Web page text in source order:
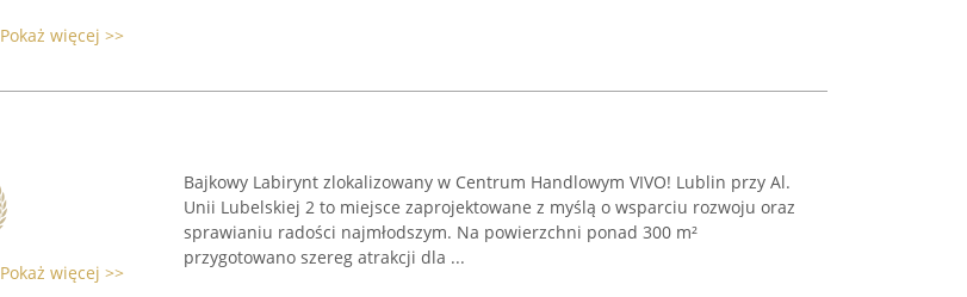
Pokaż więcej >>
Pokaż więcej >>
Bajkowy Labirynt zlokalizowany w Centrum Handlowym VIVO! Lublin przy Al.
Unii Lubelskiej 2 to miejsce zaprojektowane z myślą o wsparciu rozwoju oraz
sprawianiu radości najmłodszym. Na powierzchni ponad 300 m²
przygotowano szereg atrakcji dla ...